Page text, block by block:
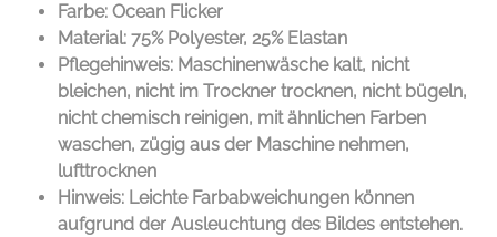
Farbe: Ocean Flicker
Material: 75% Polyester, 25% Elastan
Pflegehinweis: Maschinenwäsche kalt, nicht
bleichen, nicht im Trockner trocknen, nicht bügeln,
nicht chemisch reinigen, mit ähnlichen Farben
waschen, zügig aus der Maschine nehmen,
lufttrocknen
Hinweis: Leichte Farbabweichungen können
aufgrund der Ausleuchtung des Bildes entstehen.